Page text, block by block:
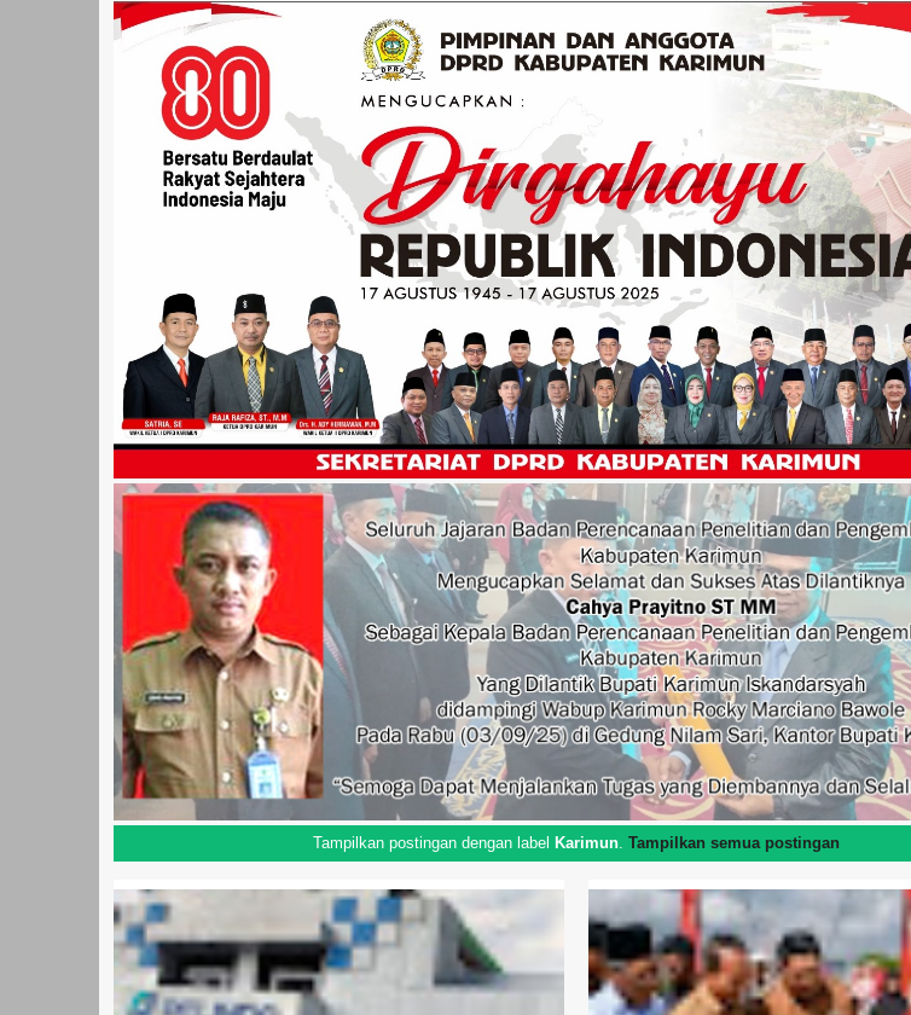
Tampilkan postingan dengan label Karimun. Tampilkan semua postingan